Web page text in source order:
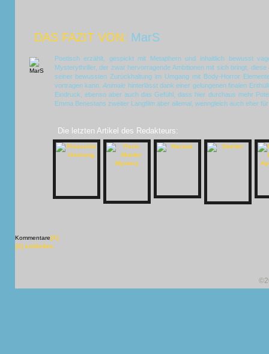
DAS FAZIT VON: MarS
Poetisch erzählt, gespickt mit Metaphern und inhaltlich bewusst
Mysterythriller, der zwar hervorragende Ambitionen mit sich bringt,
seiner bewussten Zurückhaltung im Umgang mit Body-Horror
vortragen kann.Animale hinterlässt dank einer gelungenen finalen
Eindruck, ebenso aber auch das Gefühl, dass hier durchaus mehr
Emma Benestans zweiter Langfilm aber allemal, wenngleich auch eher
Die letzten Artikel des Redakteurs:
Kommentare[X]
[X] schließen